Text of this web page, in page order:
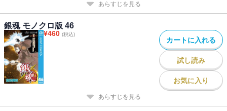
あらすじを見る
銀魂 モノクロ版 46
¥460 (税込)
カートに入れる
試し読み
お気に入り
あらすじを見る